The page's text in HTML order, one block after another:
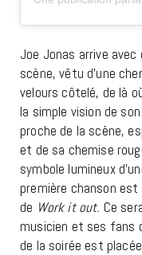
Joe Jonas arrive
scène, vêtu d’une
velours côtelé, de là
la simple vision de
proche de la scène,
et de sa chemise
symbole lumineux
première chanson est
de Work it out. Ce
musicien et ses fans
de la soirée est